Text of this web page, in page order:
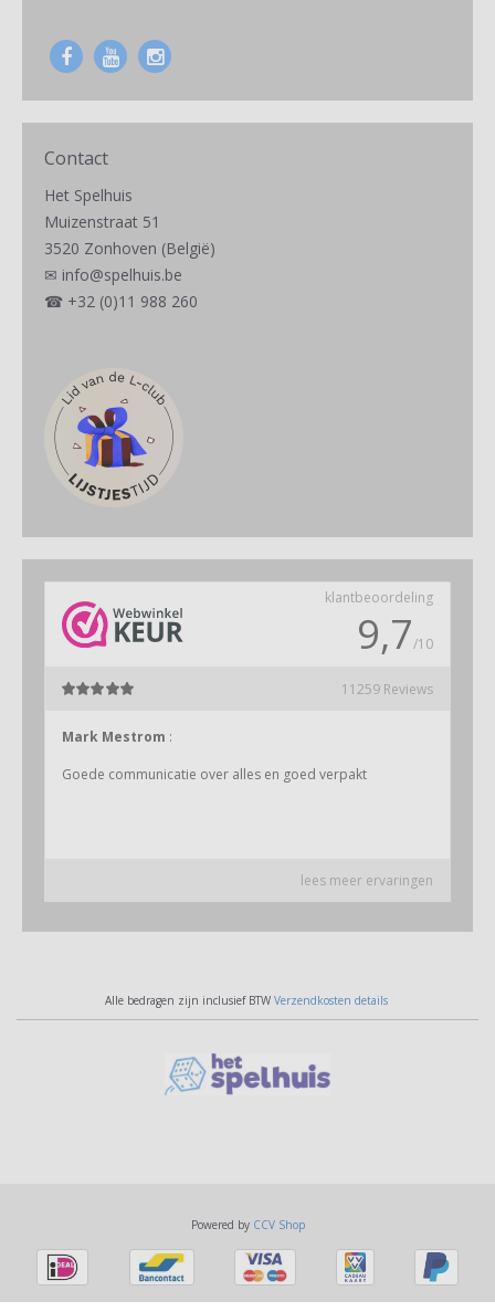
Contact
Het Spelhuis
Muizenstraat 51
3520 Zonhoven (België)
✉ info@spelhuis.be
☎ +32 (0)11 988 260
Alle bedragen zijn inclusief BTW Verzendkosten details
Powered by CCV Shop